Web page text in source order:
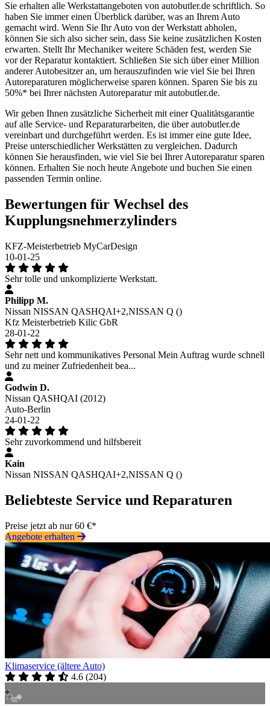
Sie erhalten alle Werkstattangeboten von autobutler.de schriftlich. So
haben Sie immer einen Überblick darüber, was an Ihrem Auto
gemacht wird. Wenn Sie Ihr Auto von der Werkstatt abholen,
können Sie sich also sicher sein, dass Sie keine zusätzlichen Kosten
erwarten. Stellt Ihr Mechaniker weitere Schäden fest, werden Sie
vor der Reparatur kontaktiert. Schließen Sie sich über einer Million
anderer Autobesitzer an, um herauszufinden wie viel Sie bei Ihren
Autoreparaturen möglicherweise sparen können. Sparen Sie bis zu
50%* bei Ihrer nächsten Autoreparatur mit autobutler.de.
Wir geben Ihnen zusätzliche Sicherheit mit einer Qualitätsgarantie
auf alle Service- und Reparaturarbeiten, die über autobutler.de
vereinbart und durchgeführt werden. Es ist immer eine gute Idee,
Preise unterschiedlicher Werkstätten zu vergleichen. Dadurch
können Sie herausfinden, wie viel Sie bei Ihrer Autoreparatur sparen
können. Erhalten Sie noch heute Angebote und buchen Sie einen
passenden Termin online.
Bewertungen für Wechsel des
Kupplungsnehmerzylinders
KFZ-Meisterbetrieb MyCarDesign
10-01-25
Sehr tolle und unkomplizierte Werkstatt.
Philipp M.
Nissan NISSAN QASHQAI+2,NISSAN Q ()
Kfz Meisterbetrieb Kilic GbR
28-01-22
Sehr nett und kommunikatives Personal Mein Auftrag wurde schnell
und zu meiner Zufriedenheit bea...
Godwin D.
Nissan QASHQAI (2012)
Auto-Berlin
24-01-22
Sehr zuvorkommend und hilfsbereit
Kain
Nissan NISSAN QASHQAI+2,NISSAN Q ()
Beliebteste Service und Reparaturen
Preise jetzt ab nur 60 €*
Angebote erhalten
Klimaservice (ältere Auto)
4.6 (204)